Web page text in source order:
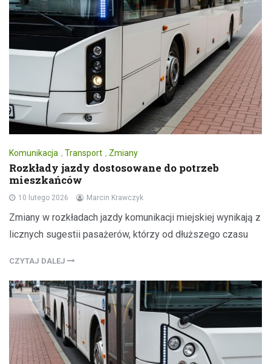
Komunikacja , Transport , Zmiany
Rozkłady jazdy dostosowane do potrzeb
mieszkańców
10 lutego 2026 Marcin Krawczyk
Zmiany w rozkładach jazdy komunikacji miejskiej wynikają z
licznych sugestii pasażerów, którzy od dłuższego czasu
CZYTAJ DALEJ